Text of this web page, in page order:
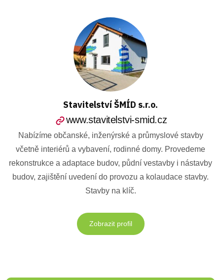
Stavitelství ŠMÍD s.r.o.
www.stavitelstvi-smid.cz
Nabízíme občanské, inženýrské a průmyslové stavby
včetně interiérů a vybavení, rodinné domy. Provedeme
rekonstrukce a adaptace budov, půdní vestavby i nástavby
budov, zajištění uvedení do provozu a kolaudace stavby.
Stavby na klíč.
Zobrazit profil